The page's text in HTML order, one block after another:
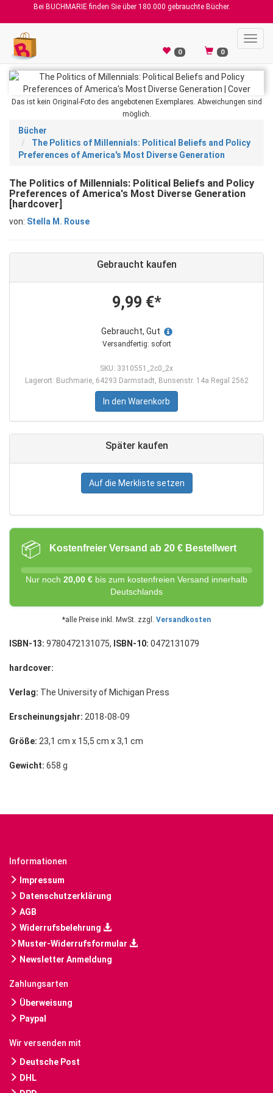
Bei BUCHMARIE finden Sie über 180.000 gebrauchte Bücher.
0 0
Das ist kein Original-Foto des angebotenen Exemplares. Abweichungen sind
möglich.
Bücher
The Politics of Millennials: Political Beliefs and Policy
Preferences of America's Most Diverse Generation
The Politics of Millennials: Political Beliefs and Policy
Preferences of America's Most Diverse Generation
[hardcover]
von: Stella M. Rouse
Gebraucht kaufen
9,99 €*
Gebraucht, Gut
Versandfertig: sofort
SKU: 3310551_2c0_2x
Lagerort: Buchmarie, 64293 Darmstadt, Bunsenstr. 14a Regal 2562
In den Warenkorb
Später kaufen
Auf die Merkliste setzen
📦 Kostenfreier Versand ab 20 € Bestellwert
Nur noch 20,00 € bis zum kostenfreien Versand innerhalb
Deutschlands
*alle Preise inkl. MwSt. zzgl. Versandkosten
ISBN-13: 9780472131075, ISBN-10: 0472131079
hardcover:
Verlag: The University of Michigan Press
Erscheinungsjahr: 2018-08-09
Größe: 23,1 cm x 15,5 cm x 3,1 cm
Gewicht: 658 g
Informationen
Impressum
Datenschutzerklärung
AGB
Widerrufsbelehrung
Muster-Widerrufsformular
Newsletter Anmeldung
Zahlungsarten
Überweisung
Paypal
Wir versenden mit
Deutsche Post
DHL